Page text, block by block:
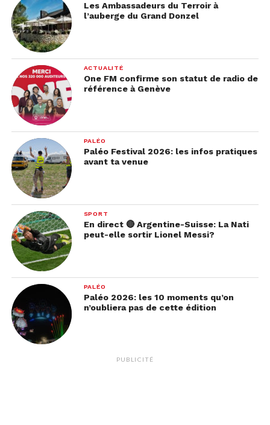
Les Ambassadeurs du Terroir à
l’auberge du Grand Donzel
ACTUALITÉ
One FM confirme son statut de radio de
référence à Genève
PALÉO
Paléo Festival 2026: les infos pratiques
avant ta venue
SPORT
En direct 🔴 Argentine-Suisse: La Nati
peut-elle sortir Lionel Messi?
PALÉO
Paléo 2026: les 10 moments qu’on
n’oubliera pas de cette édition
PUBLICITÉ